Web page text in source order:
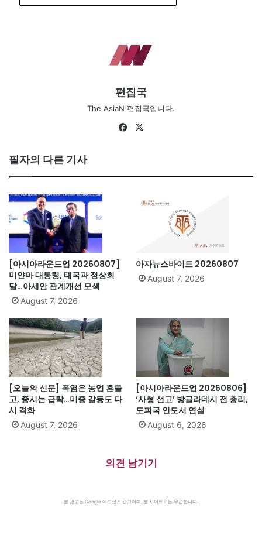
편집국
The AsiaN 편집국입니다.
Fa
필자의 다른 기사
[아시아라운드업 20260807]
미얀마 대통령, 태국과 정상회
담…아세안 관계개선 모색
August 7, 2026
아자뉴스바이트 20260807
August 7, 2026
[오늘의 신문] 폭염은 농업 흔들
고, 증시는 급락…미중 갈등도 다
시 격화
August 7, 2026
[아시아라운드업 20260806]
‘사형 선고’ 방글라데시 전 총리,
도피국 인도서 연설
August 6, 2026
의견 남기기
본 광고는 Google 애드센스 광고이며, 본 사이트와는 무관합니다.